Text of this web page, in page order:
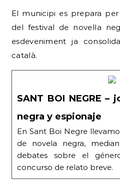
El municipi es prepara
del festival de novel·la
esdeveniment ja
català.
SANT BOI NEGRE –
negra y espionaje
En Sant Boi Negre
de novela negra,
debates sobre el
concurso de relato breve.